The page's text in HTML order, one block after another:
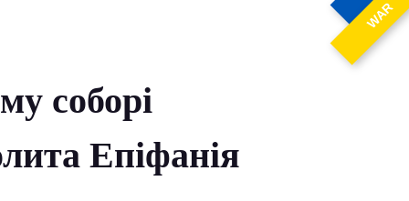
WAR
соборі
Епіфанія